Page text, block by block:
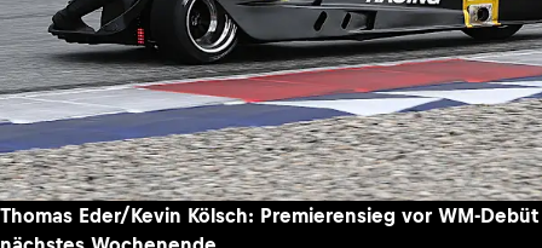
Thomas Eder/Kevin Kölsch: Premierensieg vor WM-Debüt